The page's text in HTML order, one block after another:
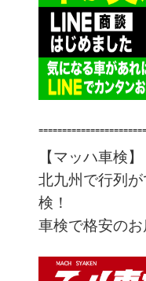
【マッハ車検】
北九州で行列
検！
車検で格安のお